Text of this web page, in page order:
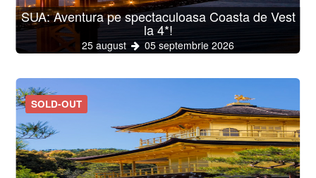
SUA: Aventura pe spectaculoasa Coasta de Vest
la 4*!
25 august 05 septembrie 2026
SOLD-OUT